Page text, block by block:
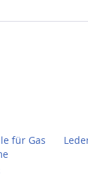
für Gas